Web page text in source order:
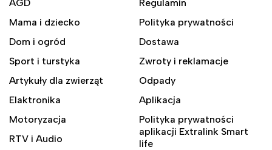
AGD
Mama i dziecko
Dom i ogród
Sport i turstyka
Artykuły dla zwierząt
Elaktronika
Motoryzacja
RTV i Audio
Regulamin
Polityka prywatności
Dostawa
Zwroty i reklamacje
Odpady
Aplikacja
Polityka prywatności
aplikacji Extralink Smart
life